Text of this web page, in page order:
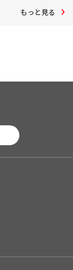
もっと見る